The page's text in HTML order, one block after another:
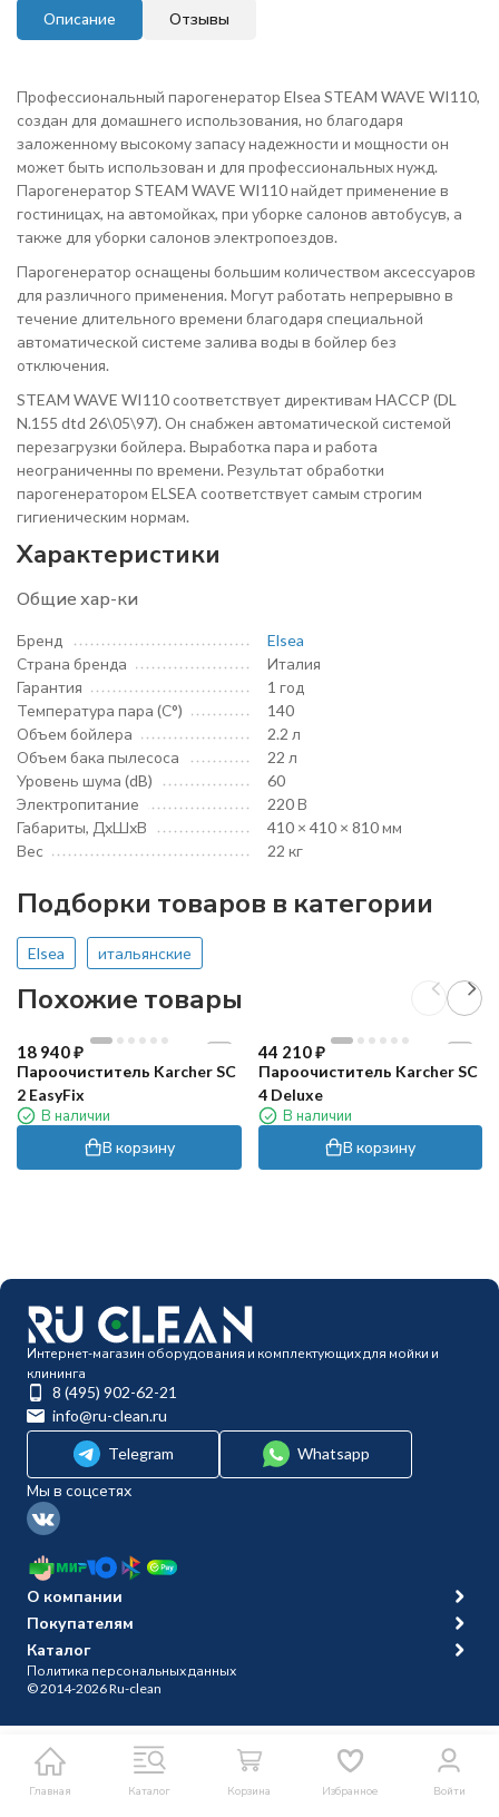
Описание
Отзывы
Профессиональный парогенератор Elsea STEAM WAVE WI110,
создан для домашнего использования, но благодаря
заложенному высокому запасу надежности и мощности он
может быть использован и для профессиональных нужд.
Парогенератор STEAM WAVE WI110 найдет применение в
гостиницах, на автомойках, при уборке салонов автобусув, а
также для уборки салонов электропоездов.
Парогенератор оснащены большим количеством аксессуаров
для различного применения. Могут работать непрерывно в
течение длительного времени благодаря специальной
автоматической системе залива воды в бойлер без
отключения.
STEAM WAVE WI110 соответствует директивам HACCP (DL
N.155 dtd 26\05\97). Он снабжен автоматической системой
перезагрузки бойлера. Выработка пара и работа
неограниченны по времени. Результат обработки
парогенератором ELSEA cоответствует самым строгим
гигиеническим нормам.
Характеристики
Общие хар-ки
Бренд
Elsea
Страна бренда
Италия
Гарантия
1 год
Температура пара (С°)
140
Объем бойлера
2.2 л
Объем бака пылесоса
22 л
Уровень шума (dB)
60
Электропитание
220 В
Габариты, ДхШхВ
410 × 410 × 810 мм
Вес
22 кг
Подборки товаров в категории
Elsea итальянские
Похожие товары
18 940₽
Пароочиститель Karcher SC
2 EasyFix
В наличии
В корзину
44 210₽
Пароочиститель Karcher SC
4 Deluxe
В наличии
В корзину
Главная Каталог Корзина Избранное Войти
Интернет-магазин оборудования и комплектующих для мойки и
клининга
8 (495) 902-62-21
info@ru-clean.ru
Telegram
Whatsapp
Мы в соцсетях
О компании
Покупателям
Каталог
Политика персональных данных
© 2014-2026 Ru-clean